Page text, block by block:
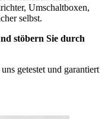
Umschaltboxen,
selbst.
stöbern Sie durch
getestet und garantiert